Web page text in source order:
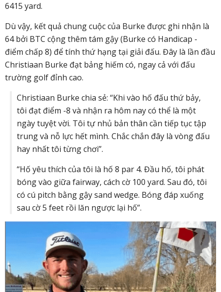
6415 yard.
Dù vậy, kết quả chung cuộc của Burke được ghi nhận là
64 bởi BTC cộng thêm tám gậy (Burke có Handicap -
điểm chấp 8) để tính thứ hạng tại giải đấu. Đây là lần đầu
Christiaan Burke đạt bảng hiếm có, ngay cả với đấu
trường golf đỉnh cao.
Christiaan Burke chia sẻ: “Khi vào hố đấu thứ bảy,
tôi đạt điểm -8 và nhận ra hôm nay có thể là một
ngày tuyệt vời. Tôi tự nhủ bản thân cần tiếp tục tập
trung và nỗ lực hết mình. Chắc chắn đây là vòng đấu
hay nhất tôi từng chơi”.
“Hố yêu thích của tôi là hố 8 par 4. Đầu hố, tôi phát
bóng vào giữa fairway, cách cờ 100 yard. Sau đó, tôi
có cú pitch bằng gậy sand wedge. Bóng đáp xuống
sau cờ 5 feet rồi lăn ngược lại hố”.